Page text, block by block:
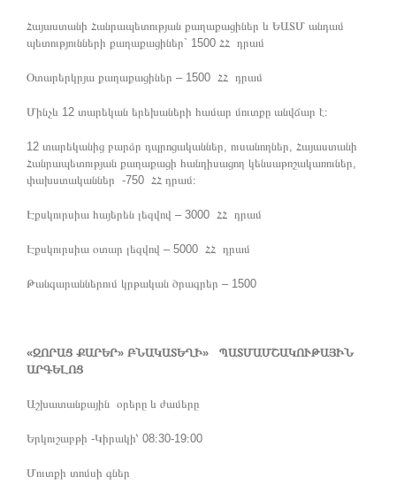
Հայաստանի Հանրապետության քաղաքացիներ և ԵԱՏՄ անդամ
պետությունների քաղաքացիներ` 1500 ՀՀ դրամ
Օտարերկրյա քաղաքացիներ – 1500 ՀՀ դրամ
Մինչև 12 տարեկան երեխաների համար մուտքը անվճար է։
12 տարեկանից բարձր դպրոցականներ, ուսանողներ, Հայաստանի
Հանրապետության քաղաքացի հանդիսացող կենսաթոշակառուներ,
փախստականներ -750 ՀՀ դրամ։
Էքսկուրսիա հայերեն լեզվով – 3000 ՀՀ դրամ
Էքսկուրսիա օտար լեզվով – 5000 ՀՀ դրամ
Թանգարաններում կրթական ծրագրեր – 1500
«ԶՈՐԱՑ ՔԱՐԵՐ» ԲՆԱԿԱՏԵՂԻ» ՊԱՏՄԱՄՇԱԿՈՒԹԱՅԻՆ
ԱՐԳԵԼՈՑ
Աշխատանքային օրերը և ժամերը
Երկուշաբթի -Կիրակի՝ 08։30-19։00
Մուտքի տոմսի գներ